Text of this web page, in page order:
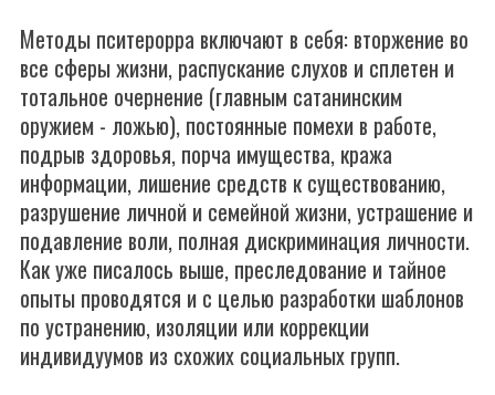
Методы пситерорра включают в себя: вторжение во
все сферы жизни, распускание слухов и сплетен и
тотальное очернение (главным сатанинским
оружием - ложью), постоянные помехи в работе,
подрыв здоровья, порча имущества, кража
информации, лишение средств к существованию,
разрушение личной и семейной жизни, устрашение и
подавление воли, полная дискриминация личности.
Как уже писалось выше, преследование и тайное
опыты проводятся и с целью разработки шаблонов
по устранению, изоляции или коррекции
индивидуумов из схожих социальных групп.